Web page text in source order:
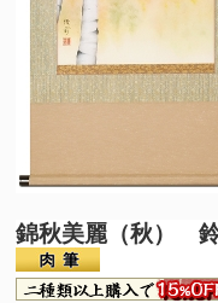
錦秋美麗（秋）